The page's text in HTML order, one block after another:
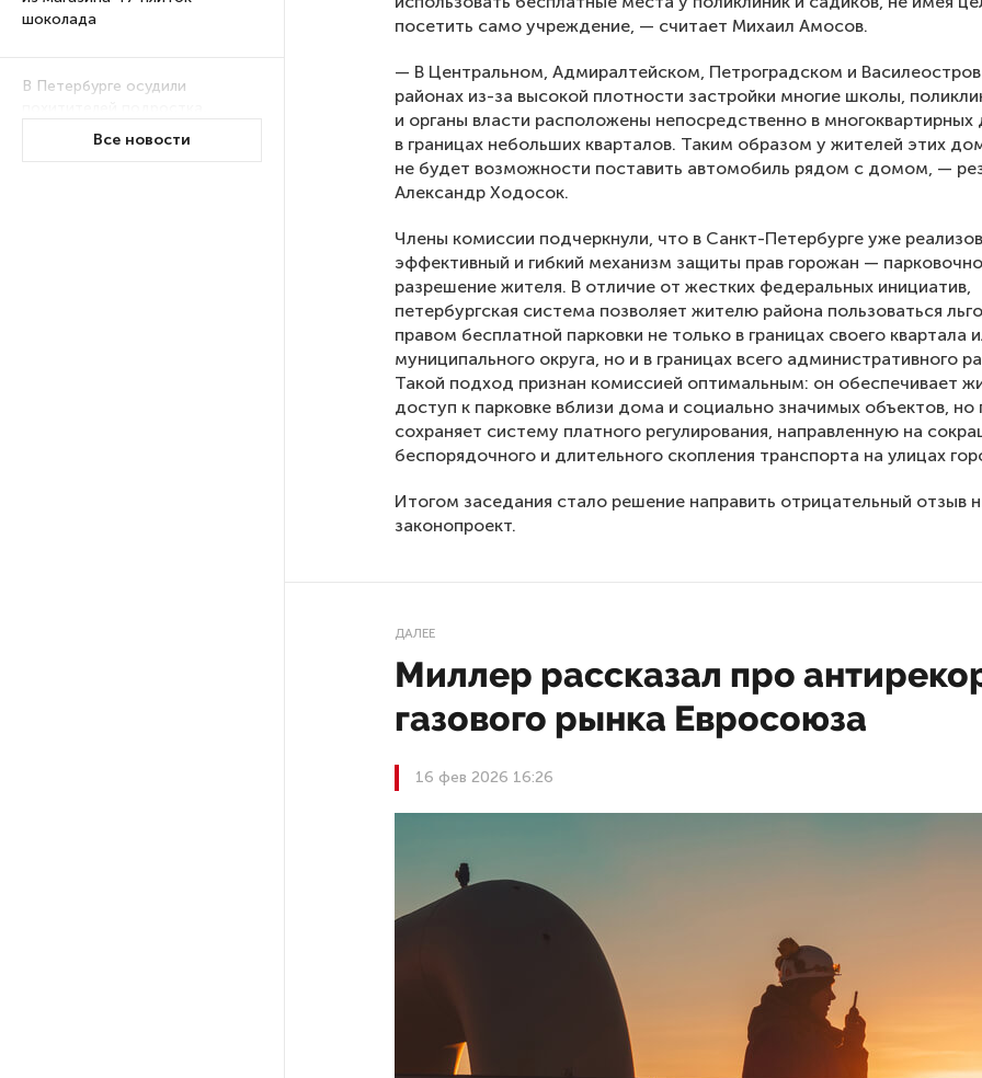
шоколада
В Петербурге осудили
требовавших за него выкуп
Все новости
посетить само учреждение, — считает Михаил Амосов.
— В Центральном, Адмиралтейском, Петроградском и
районах из-за высокой плотности застройки многие школы,
и органы власти расположены непосредственно в многоквартирных
в границах небольших кварталов. Таким образом у жителей этих
не будет возможности поставить автомобиль рядом с домом, —
Александр Ходосок.
Члены комиссии подчеркнули, что в Санкт-Петербурге уже
эффективный и гибкий механизм защиты прав горожан —
разрешение жителя. В отличие от жестких федеральных инициатив,
петербургская система позволяет жителю района пользоваться
правом бесплатной парковки не только в границах своего квартала
муниципального округа, но и в границах всего административного
Такой подход признан комиссией оптимальным: он обеспечивает
доступ к парковке вблизи дома и социально значимых объектов, но
сохраняет систему платного регулирования, направленную на
беспорядочного и длительного скопления транспорта на улицах
Итогом заседания стало решение направить отрицательный отзыв
законопроект.
ДАЛЕЕ
Миллер рассказал про
газового рынка Евросоюза
16 фев 2026 16:26